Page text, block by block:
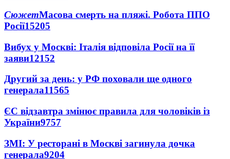
СюжетМасова смерть на пляжі. Робота ППО
Росії15205
Вибух у Москві: Італія відповіла Росії на її
заяви12152
Другий за день: у РФ поховали ще одного
генерала11565
ЄС відзавтра змінює правила для чоловіків із
України9757
ЗМІ: У ресторані в Москві загинула дочка
генерала9204